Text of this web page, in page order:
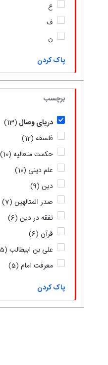
ع
ف
ن
پاک کردن
برچسب
دریای وصال (13)
فلسفه (12)
حکمت متعالیه (10)
علم دینی (10)
دین (9)
صدر المتالهین (7)
تفقه در دین (6)
قرآن (6)
علی بن ابیطالب (5)
معرفت امام (5)
پاک کردن